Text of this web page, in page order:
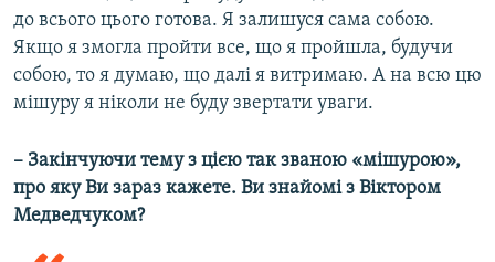
до всього цього готова. Я залишуся сама собою.
Якщо я змогла пройти все, що я пройшла, будучи
собою, то я думаю, що далі я витримаю. А на всю цю
мішуру я ніколи не буду звертати уваги.
– Закінчуючи тему з цією так званою «мішурою»,
про яку Ви зараз кажете. Ви знайомі з Віктором
Медведчуком?